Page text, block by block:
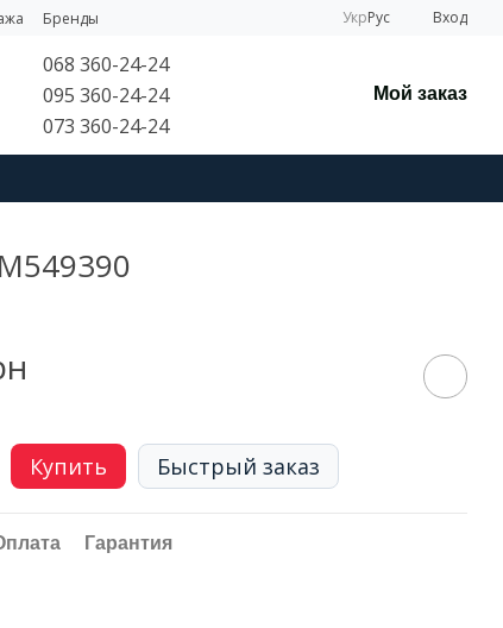
Бренды УкрРус Вход
068 360-24-24
095 360-24-24
073 360-24-24
Мой заказ
Купить Быстрый заказ
Гарантия